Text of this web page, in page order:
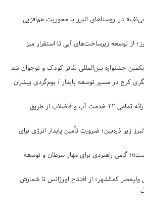
در روستاهای البرز با محوریت هم‌افزایی
از توسعه زیرساخت‌های آبی تا استقرار میز
جشنواره بین‌المللی تئاتر کودک و نوجوان شد
کرج در مسیر توسعه پایدار / بوم‌گردی پیشران
آبفای البرز پیشتاز شد؛ ارائه تمامی ۲۲ خدمت آب و فاضلاب از طریق
زیر ذره‌بین؛ ضرورت تأمین پایدار انرژی برای
گامی راهبردی برای مهار سرطان و توسعه
تختخوابی ولیعصر کمالشهر؛ از افتتاح اورژانس تا شمارش